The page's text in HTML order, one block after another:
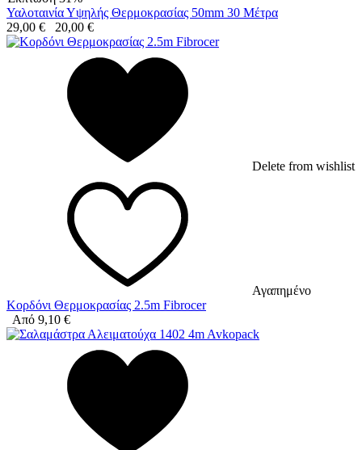
Υαλοταινία Υψηλής Θερμοκρασίας 50mm 30 Μέτρα
29,00 € 20,00 €
Delete from wishlist
Αγαπημένο
Κορδόνι Θερμοκρασίας 2.5m Fibrocer
Από 9,10 €